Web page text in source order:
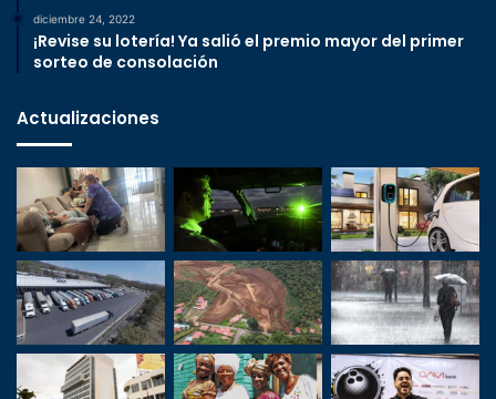
diciembre 24, 2022
¡Revise su lotería! Ya salió el premio mayor del primer
sorteo de consolación
Actualizaciones